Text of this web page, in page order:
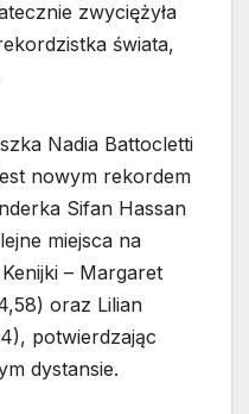
zwyciężyła
świata,
Nadia Battocletti
nowym rekordem
Sifan Hassan
miejsca na
– Margaret
oraz Lilian
potwierdzając
dystansie.